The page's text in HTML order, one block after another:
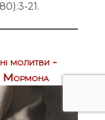
21.
молитви -
Мормона